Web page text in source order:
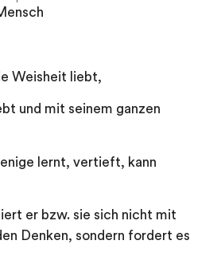
Weisheit liebt,
und mit seinem ganzen
lernt, vertieft, kann
er bzw. sie sich nicht mit
Denken, sondern fordert es